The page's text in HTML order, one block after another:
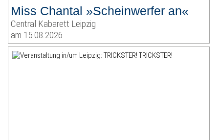
Miss Chantal »Scheinwerfer an«
Central Kabarett Leipzig
am 15.08.2026